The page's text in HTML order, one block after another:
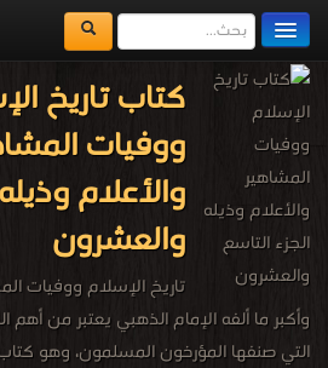
مكتبة الكتب
المكتبات
يُقرأ حالياً
الفهرس
اضف كتاب
كتاب تاريخ
ووفيات
والأعلام
والعشرون
تاريخ الإسلام ووفيات
وأكبر ما ألفه الإمام الذهبي يعتبر من
التي صنفها المؤرخون المسلمون، وهو